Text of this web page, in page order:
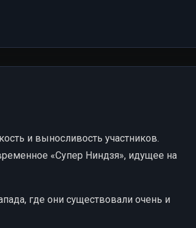
и выносливость участников.
«Супер Ниндзя», идущее на
где они существовали очень и